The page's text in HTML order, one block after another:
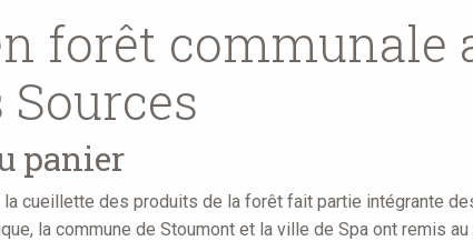
forêt communale
panier
cueillette des produits de la forêt fait partie intégrante
la commune de Stoumont et la ville de Spa ont remis au